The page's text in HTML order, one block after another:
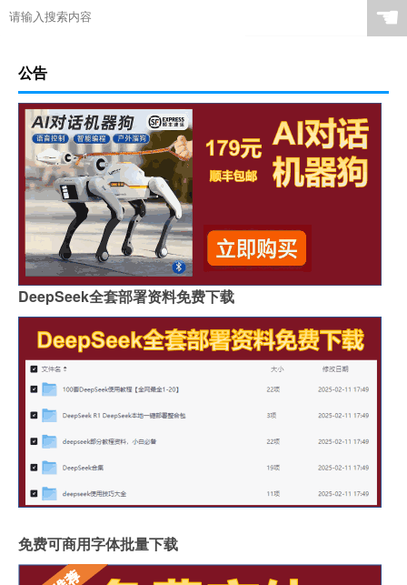
☚
公告
DeepSeek全套部署资料免费下载
免费可商用字体批量下载